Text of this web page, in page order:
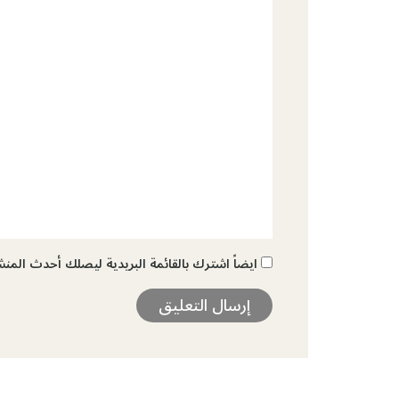
ايضاً اشترك بالقائمة البريدية ليصلك أحدث